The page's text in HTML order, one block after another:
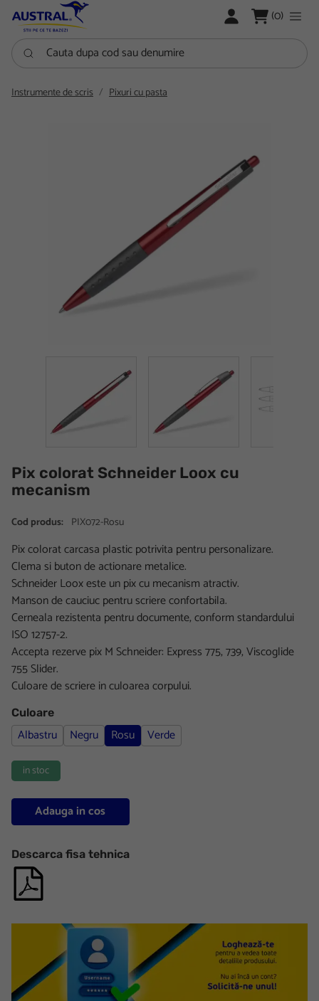
LOGARE (0)
Cauta dupa cod sau denumire
Instrumente de scris Pixuri cu pasta
Pix colorat Schneider Loox cu
mecanism
Cod produs: PIX072-Rosu
Pix colorat carcasa plastic potrivita pentru personalizare.
Clema si buton de actionare metalice.
Schneider Loox este un pix cu mecanism atractiv.
Manson de cauciuc pentru scriere confortabila.
Cerneala rezistenta pentru documente, conform standardului
ISO 12757-2.
Accepta rezerve pix M Schneider: Express 775, 739, Viscoglide
755 Slider.
Culoare de scriere in culoarea corpului.
Culoare
Albastru Negru Rosu Verde
in stoc
Adauga in cos
Descarca fisa tehnica